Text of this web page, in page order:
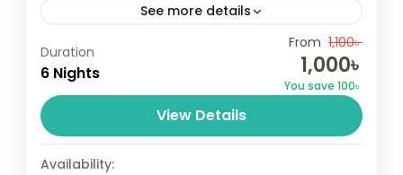
See more details
Travel is the movement of people between
relatively distant geographical locations,
and can involve travel by foot, bicycle,
automobile, train, boat, bus, airplane, or
other...
New York,USA
Duration
6 Nights
From 1,100৳
1,000৳
You save 100৳
View Details
Availability: